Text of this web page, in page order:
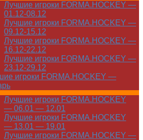
Лучшие игроки FORMA.HOCKEY —
01.12-08.12
Лучшие игроки FORMA.HOCKEY —
09.12-15.12
Лучшие игроки FORMA.HOCKEY —
16.12-22.12
Лучшие игроки FORMA.HOCKEY —
23.12-29.12
игроки FORMA.HOCKEY —
Лучшие игроки FORMA.HOCKEY
— 06.01 — 12.01
Лучшие игроки FORMA.HOCKEY
— 13.01 — 19.01
Лучшие игроки FORMA.HOCKEY —